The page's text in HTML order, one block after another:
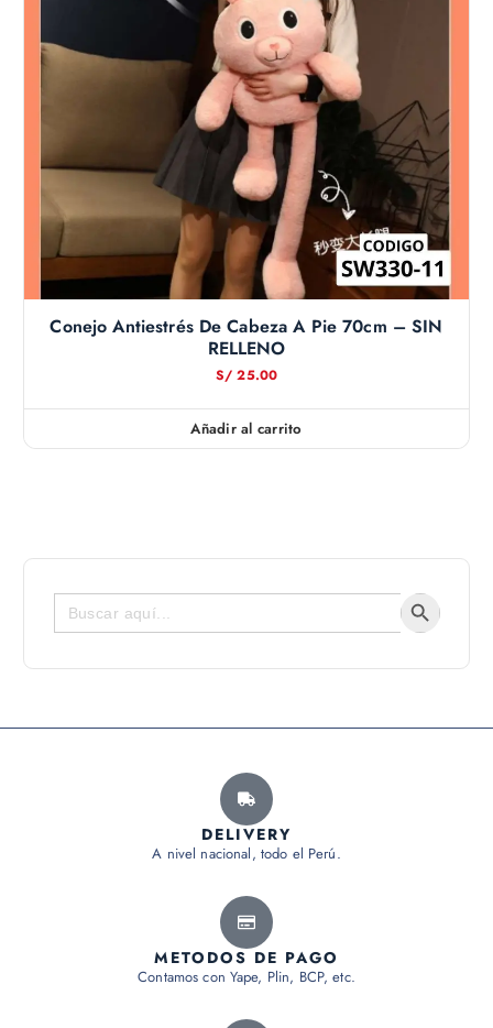
Conejo Antiestrés De Cabeza A Pie 70cm – SIN
RELLENO
S/ 25.00
Añadir al carrito
Buscar: Botón de
DELIVERY
A nivel nacional, todo el Perú.
METODOS DE PAGO
Contamos con Yape, Plin, BCP, etc.